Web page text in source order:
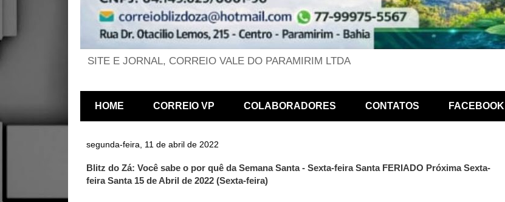
SITE E JORNAL, CORREIO VALE DO PARAMIRIM LTDA
HOME CORREIO VP COLABORADORES CONTATOS FACEBOOK
segunda-feira, 11 de abril de 2022
Blitz do Zá: Você sabe o por quê da Semana Santa - Sexta-feira Santa FERIADO Próxima Sexta-
feira Santa 15 de Abril de 2022 (Sexta-feira)